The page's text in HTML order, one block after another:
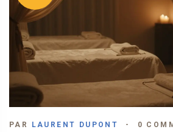
PAR LAURENT DUPONT 0